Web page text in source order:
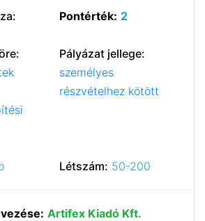
Pontérték: 2
Pályázat jellege:
személyes
részvételhez kötött
Létszám: 50-200
Artifex Kiadó Kft.